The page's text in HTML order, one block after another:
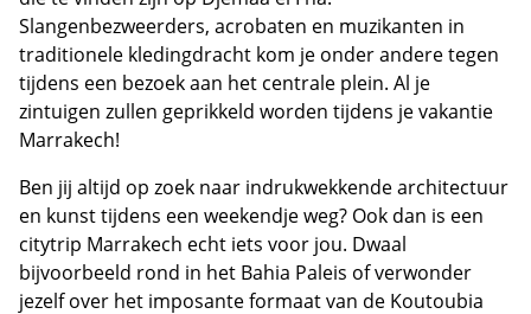
Slangenbezweerders, acrobaten en muzikanten in
traditionele kledingdracht kom je onder andere tegen
tijdens een bezoek aan het centrale plein. Al je
zintuigen zullen geprikkeld worden tijdens je vakantie
Marrakech!
Ben jij altijd op zoek naar indrukwekkende architectuur
en kunst tijdens een weekendje weg? Ook dan is een
citytrip Marrakech echt iets voor jou. Dwaal
bijvoorbeeld rond in het Bahia Paleis of verwonder
jezelf over het imposante formaat van de Koutoubia